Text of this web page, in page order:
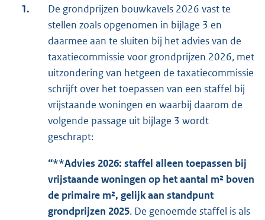
1.
De grondprijzen bouwkavels 2026 vast te
stellen zoals opgenomen in bijlage 3 en
daarmee aan te sluiten bij het advies van de
taxatiecommissie voor grondprijzen 2026, met
uitzondering van hetgeen de taxatiecommissie
schrijft over het toepassen van een staffel bij
vrijstaande woningen en waarbij daarom de
volgende passage uit bijlage 3 wordt
geschrapt:
“**Advies 2026: staffel alleen toepassen bij
vrijstaande woningen op het aantal m² boven
de primaire m², gelijk aan standpunt
grondprijzen 2025. De genoemde staffel is als